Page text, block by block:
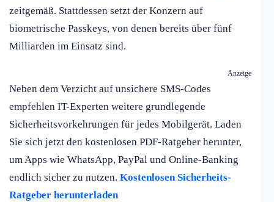
zeitgemäß. Stattdessen setzt der Konzern auf
biometrische Passkeys, von denen bereits über fünf
Milliarden im Einsatz sind.
Anzeige
Neben dem Verzicht auf unsichere SMS-Codes
empfehlen IT-Experten weitere grundlegende
Sicherheitsvorkehrungen für jedes Mobilgerät. Laden
Sie sich jetzt den kostenlosen PDF-Ratgeber herunter,
um Apps wie WhatsApp, PayPal und Online-Banking
endlich sicher zu nutzen. Kostenlosen Sicherheits-
Ratgeber herunterladen